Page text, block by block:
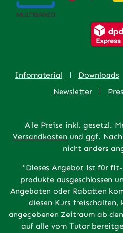
Infomaterial Downloads
Newsletter
Alle Preise inkl. gesetzl.
Versandkosten und ggf.
nicht anders
*Dieses Angebot ist für
produkte ausgeschlossen
Angeboten oder Rabatten
diesen Kurs freischalten,
angegebenen Zeitraum ab
auf alle vom Tutor